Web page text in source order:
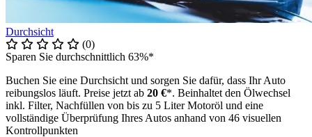
Durchsicht
(0)
Sparen Sie durchschnittlich 63%*
Buchen Sie eine Durchsicht und sorgen Sie dafür, dass Ihr Auto
reibungslos läuft. Preise jetzt ab 20 €*. Beinhaltet den Ölwechsel
inkl. Filter, Nachfüllen von bis zu 5 Liter Motoröl und eine
vollständige Überprüfung Ihres Autos anhand von 46 visuellen
Kontrollpunkten